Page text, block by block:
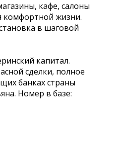
кафе, салоны
комфортной жизни.
в шаговой
капитал.
сделки, полное
банках страны
Номер в базе: